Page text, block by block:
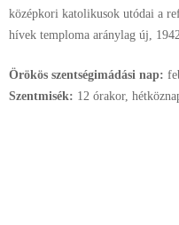
középkori katolikusok utódai a
hívek temploma aránylag új,
Örökös szentségimádási nap:
Szentmisék: 12 órakor,